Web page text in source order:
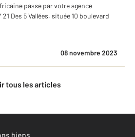
passe par votre agence
Des 5 Vallées, située 10 boulevard
08 novembre 2023
tous les articles
biens